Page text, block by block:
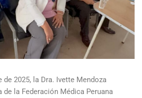
de 2025, la Dra. Ivette Mendoza
de la Federación Médica Peruana